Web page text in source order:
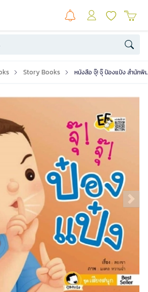
Story Books หนังสือ จุ๊! จุ๊ ป๋องแป๋ง สำนักพิม